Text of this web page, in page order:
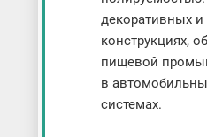
декоративных и
конструкциях,
пищевой
в
системах.